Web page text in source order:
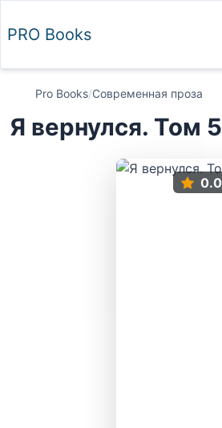
PRO Books
Pro Books/Современная проза
Я вернулся. Том 5
0.0